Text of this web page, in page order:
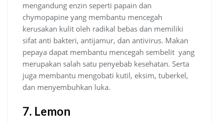
mengandung enzin seperti papain dan
chymopapine yang membantu mencegah
kerusakan kulit oleh radikal bebas dan memiliki
sifat anti bakteri, antijamur, dan antivirus. Makan
pepaya dapat membantu mencegah sembelit yang
merupakan salah satu penyebab kesehatan. Serta
juga membantu mengobati kutil, eksim, tuberkel,
dan menyembuhkan luka.
7. Lemon